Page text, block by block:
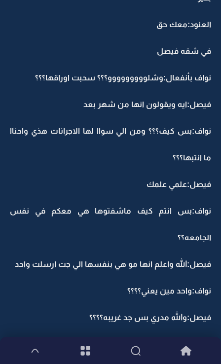
العنود:معك حق
في شقه فيصل
نواف بأنفعال:وشلووووووووو؟؟؟ سحبت اوراقها؟؟؟
فيصل:ايه ويقولون انها من شهر بعد
نواف:بس كيف؟؟؟ ومن الي سواا لها الاجرائات هذي واحناا
ما انتبها؟؟؟
فيصل:علمي علمك
نواف:بس انتم كيف ماشفتوها هي معكم في نفس
الجامعه؟؟
فيصل:الله واعلم انها مو هي بنفسها الي جت ارسلت واحد
نواف:واحد مين يعني؟؟؟؟
فيصل:والله مدري بس جد غريبه؟؟؟؟
نواف:احنا لازم نوصل لها بأي طريقه؟؟؟